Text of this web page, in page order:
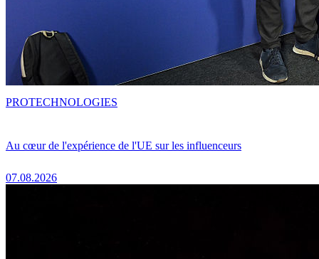
Au cœur de l'expérience de l'UE sur les influenceurs
07.08.2026
PROTECHNOLOGIES